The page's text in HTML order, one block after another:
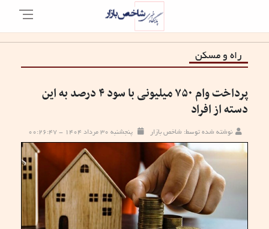
راه و مسکن
پرداخت وام ۷۵۰ میلیونی با سود ۴ درصد به این
دسته از افراد
نوشته شده توسط: شاخص بازار پنجشنبه ۳۰ مرداد ۱۴۰۴ - ۰۰:۲۶:۴۷